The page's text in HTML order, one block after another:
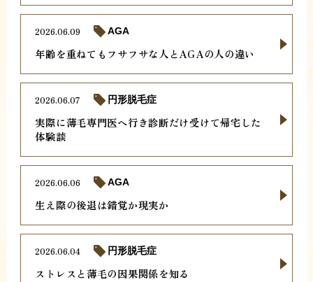
年齢を重ねてもフサフサな人とAGAの人の違い
2026.06.09 AGA
実際に薄毛専門医へ行き診断だけ受けて帰宅した
体験談
2026.06.07 円形脱毛症
生え際の後退は錯覚か現実か
2026.06.06 AGA
ストレスと薄毛の因果関係を知る
2026.06.04 円形脱毛症